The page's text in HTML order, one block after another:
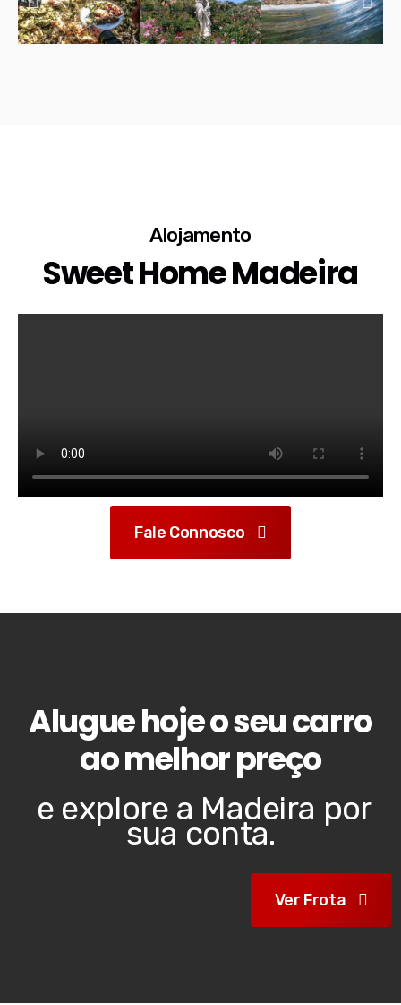
Alojamento
Sweet Home Madeira
Fale Connosco
Alugue hoje o seu carro
ao melhor preço
e explore a Madeira por
sua conta.
Ver Frota